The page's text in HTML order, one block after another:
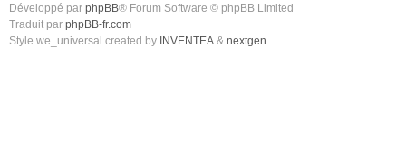
Développé par phpBB® Forum Software © phpBB Limited
Traduit par phpBB-fr.com
Style we_universal created by INVENTEA & nextgen